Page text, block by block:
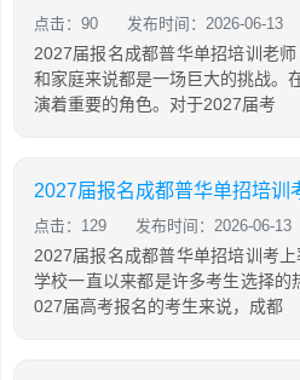
点击：90 发布时间：2026-06-13
2027届报名成都普华单招培训老
和家庭来说都是一场巨大的挑战。
演着重要的角色。对于2027届考
2027届报名成都普华单招培训
点击：129 发布时间：2026-06-13
2027届报名成都普华单招培训考
学校一直以来都是许多考生选择的
027届高考报名的考生来说，成都